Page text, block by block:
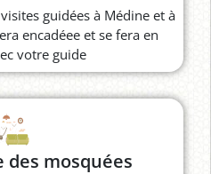
guidées à Médine et à
encadéee et se fera en
votre guide
des mosquées